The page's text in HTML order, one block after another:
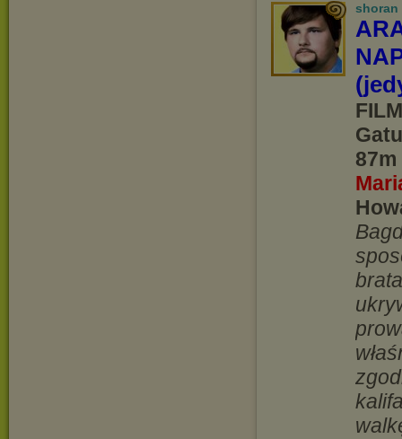
shoran